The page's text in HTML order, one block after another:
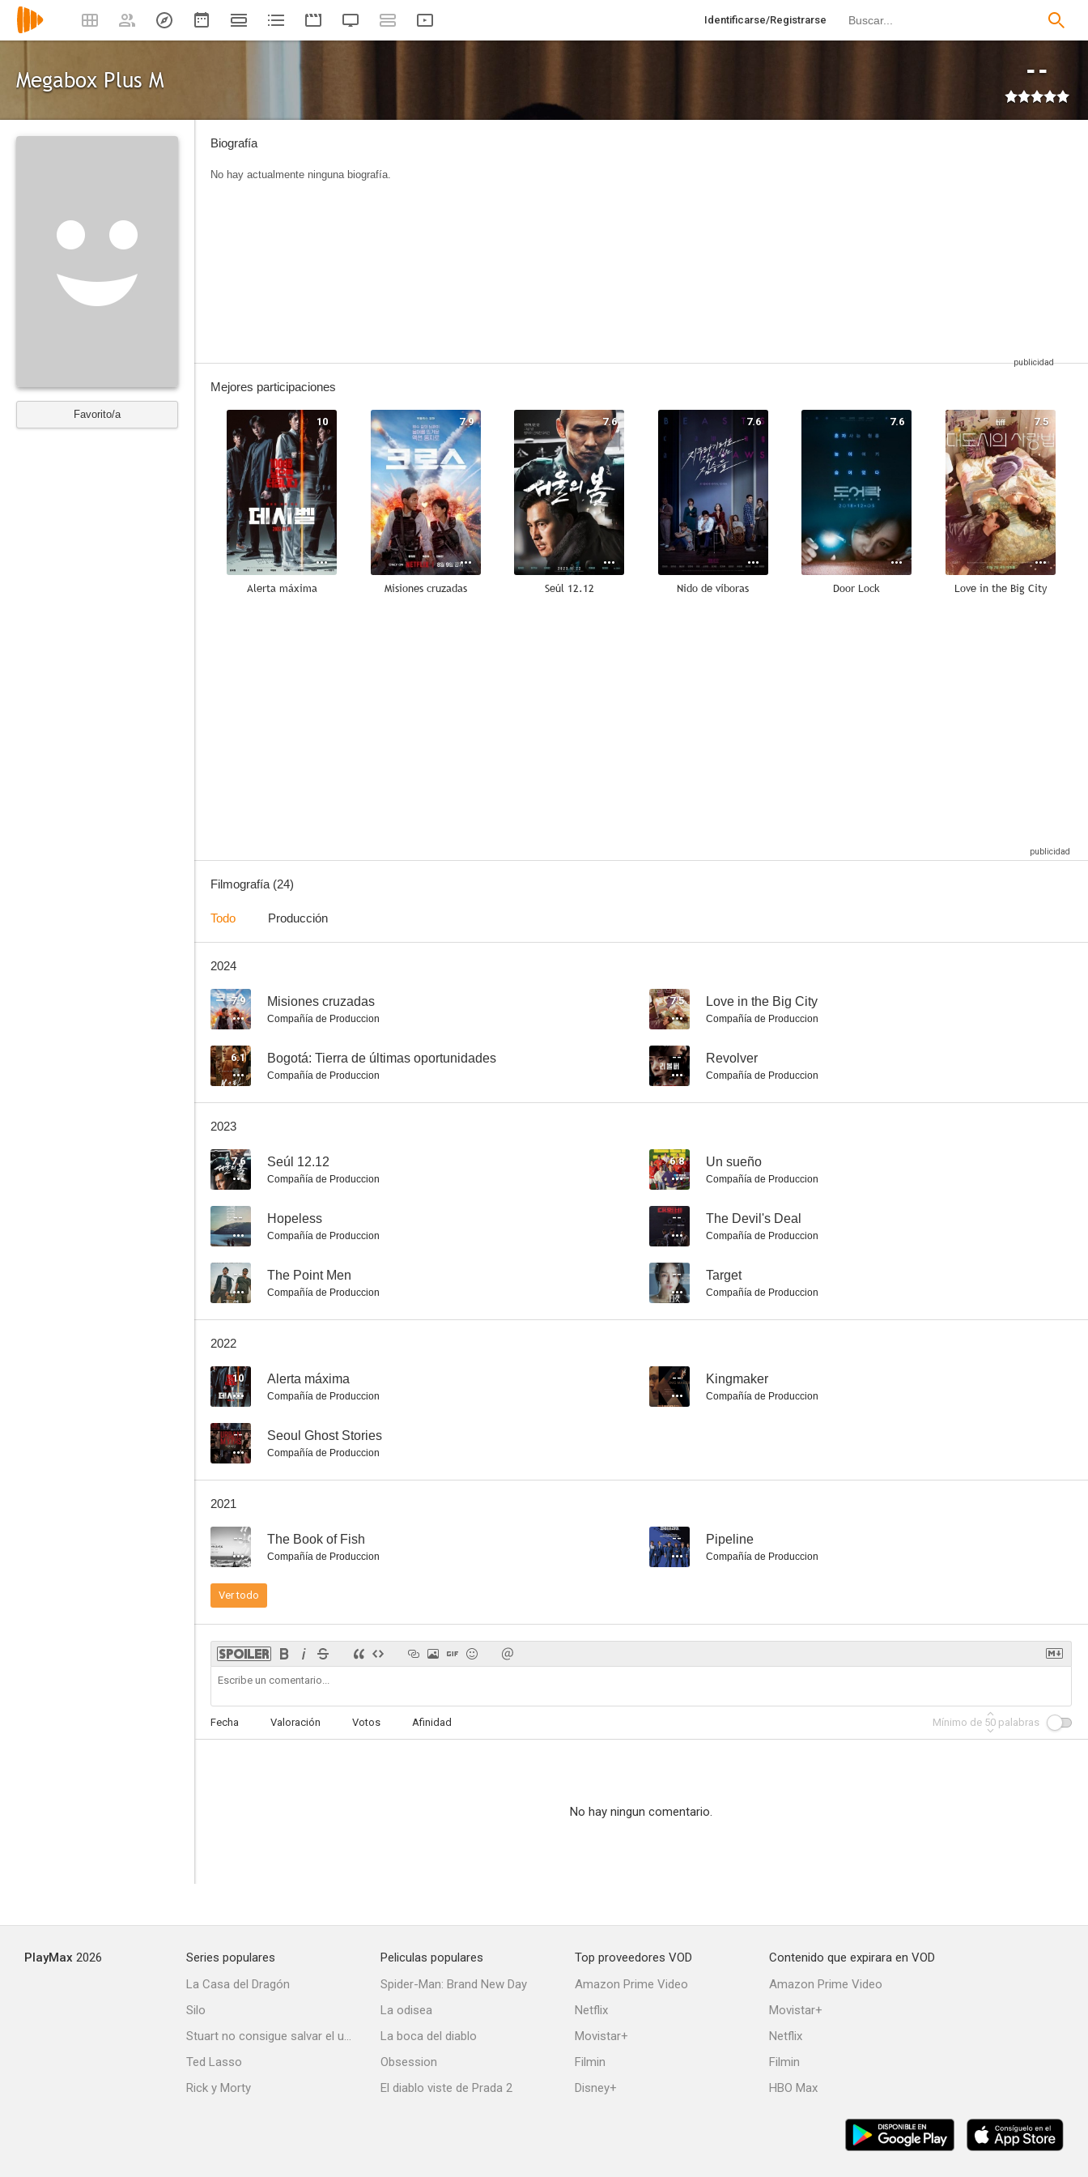
Identificarse/Registrarse
Megabox Plus M --
Favorito/a
Biografía
No hay actualmente ninguna biografía.
Mejores participaciones
10
Alerta máxima
7.9
Misiones cruzadas
7.6
Seúl 12.12
7.6
Nido de víboras
7.6
Door Lock
7.5
Love in the Big City
Pipeline
--
Daddy You, Daughter Me
Filmografía (24)
Todo Producción
2024
7.9 Misiones cruzadas
Compañía de Produccion
7.5 Love in the Big City
Compañía de Produccion
6.1 Bogotá: Tierra de últimas oportunidades
Compañía de Produccion
-- Revolver
Compañía de Produccion
2023
7.6 Seúl 12.12
Compañía de Produccion
6.8 Un sueño
Compañía de Produccion
-- Hopeless
Compañía de Produccion
-- The Devil's Deal
Compañía de Produccion
-- The Point Men
Compañía de Produccion
-- Target
Compañía de Produccion
2022
10 Alerta máxima
Compañía de Produccion
-- Kingmaker
Compañía de Produccion
-- Seoul Ghost Stories
Compañía de Produccion
2021
-- The Book of Fish
Compañía de Produccion
-- Pipeline
Compañía de Produccion
Ver todo
Fecha Valoración Votos Afinidad Mínimo de 50 palabras
No hay ningun comentario.
PlayMax 2026
Series populares
La Casa del Dragón
Silo
Stuart no consigue salvar el universo
Ted Lasso
Rick y Morty
Peliculas populares
Spider-Man: Brand New Day
La odisea
La boca del diablo
Obsession
El diablo viste de Prada 2
Top proveedores VOD
Amazon Prime Video
Netflix
Movistar+
Filmin
Disney+
Contenido que expirara en VOD
Amazon Prime Video
Movistar+
Netflix
Filmin
HBO Max